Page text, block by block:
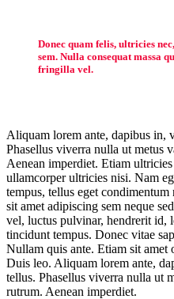
Donec quam felis, ultricies
sem. Nulla consequat massa
fringilla vel.
Aliquam lorem ante, dapibus in,
Phasellus viverra nulla ut metus
Aenean imperdiet. Etiam
ullamcorper ultricies nisi. Nam
tempus, tellus eget
sit amet adipiscing sem neque
vel, luctus pulvinar, hendrerit id,
tincidunt tempus. Donec vitae
Nullam quis ante. Etiam sit amet
Duis leo. Aliquam lorem ante,
tellus. Phasellus viverra nulla ut
rutrum. Aenean imperdiet.